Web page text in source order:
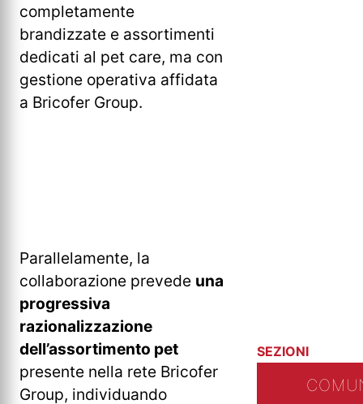
completamente
brandizzate e assortimenti
dedicati al pet care, ma con
gestione operativa affidata
a Bricofer Group.
Parallelamente, la
collaborazione prevede una
progressiva
razionalizzazione
dell’assortimento pet
presente nella rete Bricofer
Group, individuando
SEZIONI